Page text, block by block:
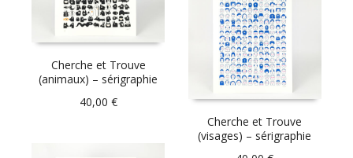
Cherche et Trouve
(animaux) – sérigraphie
40,00 €
Cherche et Trouve
(visages) – sérigraphie